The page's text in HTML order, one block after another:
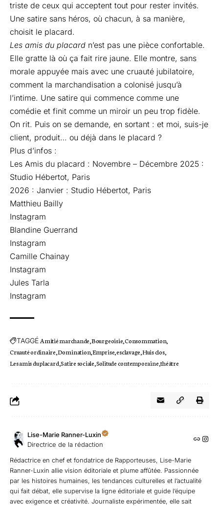
triste de ceux qui acceptent tout pour rester invités.
Une satire sans héros, où chacun, à sa manière,
choisit le placard.
Les amis du placard n’est pas une pièce confortable.
Elle gratte là où ça fait rire jaune. Elle montre, sans
morale appuyée mais avec une cruauté jubilatoire,
comment la marchandisation a colonisé jusqu’à
l’intime. Une satire qui commence comme une
comédie et finit comme un miroir un peu trop fidèle.
On rit. Puis on se demande, en sortant : et moi, suis-je
client, produit… ou déjà dans le placard ?
Plus d’infos :
Les Amis du placard : Novembre – Décembre 2025 :
Studio Hébertot, Paris
2026 : Janvier : Studio Hébertot, Paris
Matthieu Bailly
Instagram
Blandine Guerrand
Instagram
Camille Chainay
Instagram
Jules Tarla
Instagram
TAGGÉ Amitié marchande Bourgeoisie Consommation
Cruauté ordinaire Domination Emprise esclavage Huis clos
Les amis du placard Satire sociale Solitude contemporaine théâtre
Lise-Marie Ranner-Luxin
Directrice de la rédaction
Rédactrice en chef et fondatrice de Rapporteuses, Lise-Marie
Ranner-Luxin allie vision éditoriale et plume affûtée. Passionnée
par les histoires humaines, les tendances culturelles et l’actualité
qui fait débat, elle supervise la ligne éditoriale et guide l’équipe
avec exigence et créativité. Journaliste expérimentée, elle sait